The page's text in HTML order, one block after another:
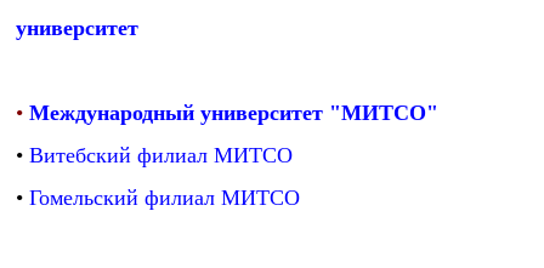
университет
• Международный университет "МИТСО"
• Витебский филиал МИТСО
• Гомельский филиал МИТСО